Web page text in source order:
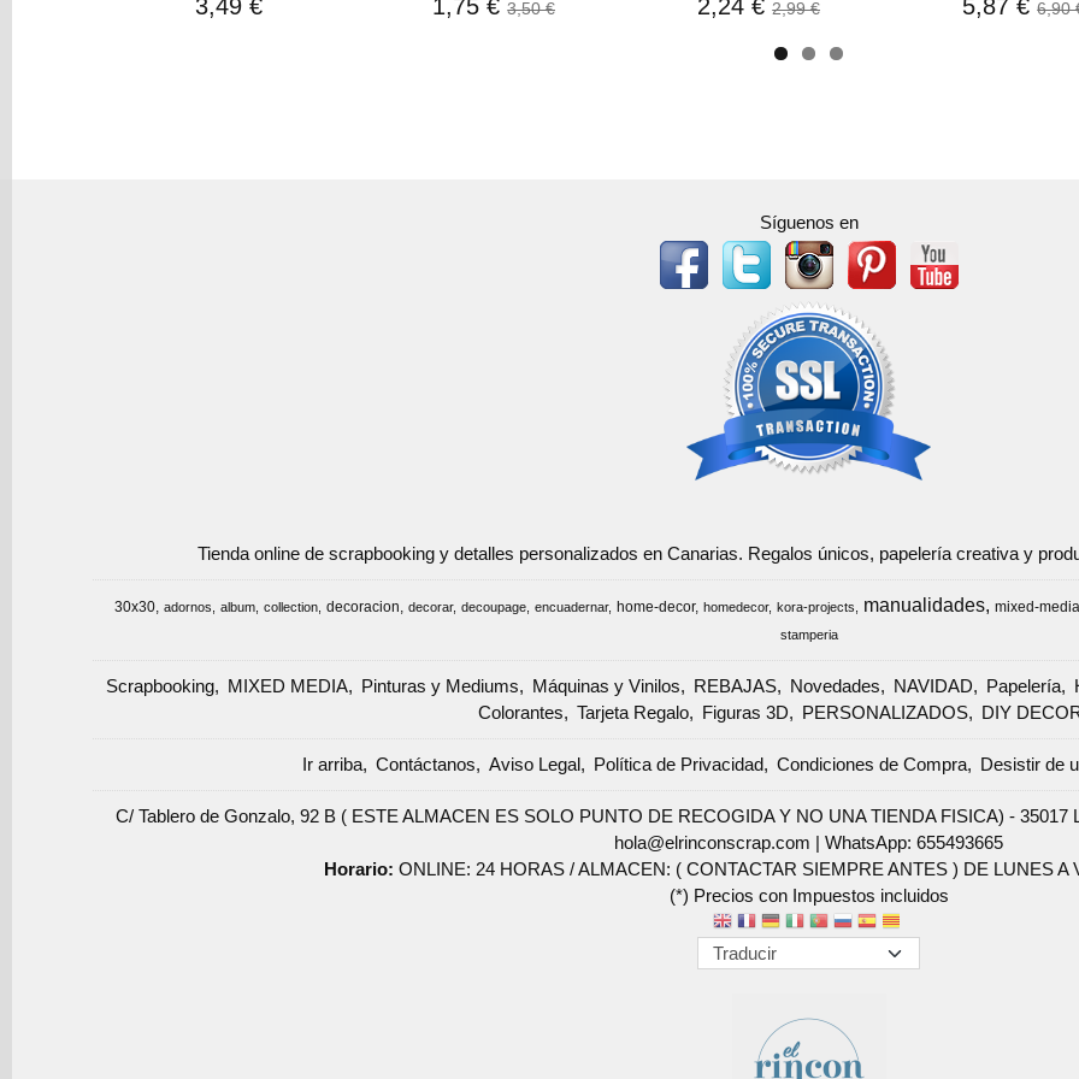
3,49 €
1,75 €3,50 €
2,24 €2,99 €
5,87 €6,90
Síguenos en
Tienda online de scrapbooking y detalles personalizados en Canarias. Regalos únicos, papelería creativa y
30x30 adornos album collection decoracion decorar decoupage encuadernar home-decor homedecor kora-projects manualidades mixed-media
stamperia
Scrapbooking MIXED MEDIA Pinturas y Mediums Máquinas y Vinilos REBAJAS Novedades NAVIDAD Papelería
Colorantes
Tarjeta Regalo Figuras 3D PERSONALIZADOS DIY
Ir arriba Contáctanos Aviso Legal Política de Privacidad Condiciones de Compra Desistir de
C/ Tablero de Gonzalo, 92 B ( ESTE ALMACEN ES SOLO PUNTO DE RECOGIDA Y NO UNA TIENDA FISICA) -
hola@elrinconscrap.com |WhatsApp: 655493665
Horario:ONLINE: 24 HORAS / ALMACEN: ( CONTACTAR SIEMPRE ANTES ) DE LUNES A
(*) Precios con Impuestos incluidos